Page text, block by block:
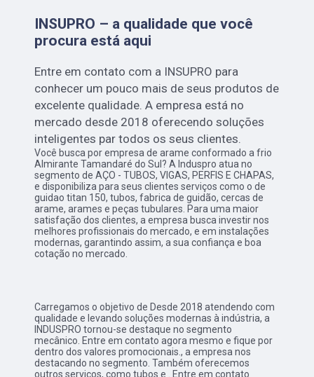
INSUPRO – a qualidade que você
procura está aqui
Entre em contato com a INSUPRO para
conhecer um pouco mais de seus produtos de
excelente qualidade. A empresa está no
mercado desde 2018 oferecendo soluções
inteligentes par todos os seus clientes.
Você busca por empresa de arame conformado a frio
Almirante Tamandaré do Sul? A Induspro atua no
segmento de AÇO - TUBOS, VIGAS, PERFIS E CHAPAS,
e disponibiliza para seus clientes serviços como o de
guidao titan 150, tubos, fabrica de guidão, cercas de
arame, arames e peças tubulares. Para uma maior
satisfação dos clientes, a empresa busca investir nos
melhores profissionais do mercado, e em instalações
modernas, garantindo assim, a sua confiança e boa
cotação no mercado.
Carregamos o objetivo de Desde 2018 atendendo com
qualidade e levando soluções modernas à indústria, a
INDUSPRO tornou-se destaque no segmento
mecânico. Entre em contato agora mesmo e fique por
dentro dos valores promocionais., a empresa nos
destacando no segmento. Também oferecemos
outros serviços, como tubos e . Entre em contato